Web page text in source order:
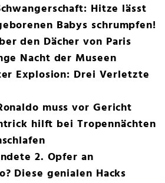
Hitze lässt
Babys schrumpfen!
den Dächer von Paris
Nacht der Museen
Explosion: Drei Verletzte
muss vor Gericht
hilft bei Tropennächten
2. Opfer an
Diese genialen Hacks